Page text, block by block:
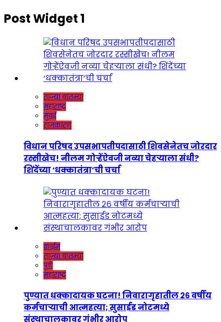
Post Widget 1
ताज्या बातम्या
महाराष्ट्र
मुंबई
राजकारण
विधान परिषद उपसभापतीपदासाठी शिवसेनेतच जोरदार
रस्सीखेच! नीलम गोऱ्हेंऐवजी नव्या चेहऱ्याला संधी?
शिंदेंच्या ‘धक्कातंत्रा’ची चर्चा
क्राईम
ताज्या बातम्या
पुणे
महाराष्ट्र
पुण्यात धक्कादायक घटना! निवारागृहातील २६ वर्षीय
कर्मचाऱ्याची आत्महत्या; सुसाईड नोटमध्ये
संस्थाचालकावर गंभीर आरोप